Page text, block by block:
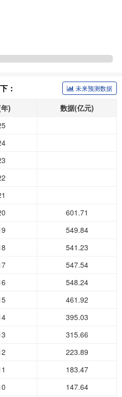
： 未来预测数据
)
数据(亿元)
601.71
549.84
541.23
547.54
548.24
461.92
395.03
315.66
223.89
183.47
147.64